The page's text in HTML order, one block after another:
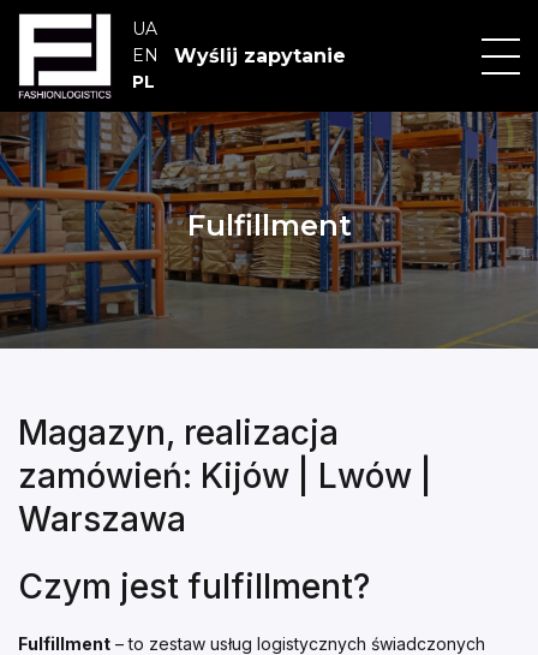
Skip
to
content
UA
EN
PL
Wyślij zapytanie
Fulfillment
Magazyn, realizacja
zamówień: Kijów | Lwów |
Warszawa
Czym jest fulfillment?
Fulfillment – to zestaw usług logistycznych świadczonych